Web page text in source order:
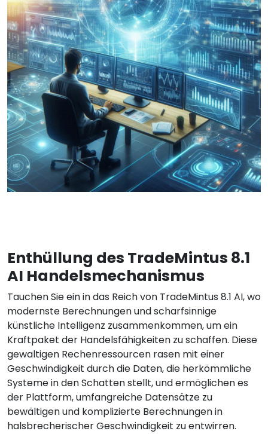
Enthüllung des TradeMintus 8.1
AI Handelsmechanismus
Tauchen Sie ein in das Reich von TradeMintus 8.1 AI, wo
modernste Berechnungen und scharfsinnige
künstliche Intelligenz zusammenkommen, um ein
Kraftpaket der Handelsfähigkeiten zu schaffen. Diese
gewaltigen Rechenressourcen rasen mit einer
Geschwindigkeit durch die Daten, die herkömmliche
Systeme in den Schatten stellt, und ermöglichen es
der Plattform, umfangreiche Datensätze zu
bewältigen und komplizierte Berechnungen in
halsbrecherischer Geschwindigkeit zu entwirren.